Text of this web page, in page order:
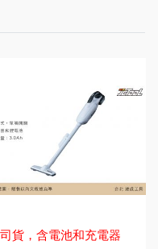
貨，含電池和充電器